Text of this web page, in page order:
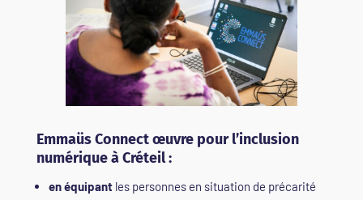
Emmaüs Connect œuvre pour l’inclusion
numérique à Créteil :
en équipant les personnes en situation de précarité